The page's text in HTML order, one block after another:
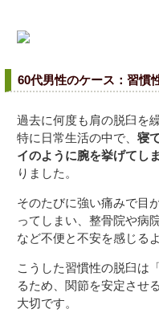
60代男性のケース：習慣
過去に何度も肩の脱臼を
特に日常生活の中で、 寝
イのように腕を挙げてし
りました。
そのたびに強い痛みで目
ってしまい、整骨院や病
など不便と不安を感じる
こうした習慣性の脱臼は
るため、関節を安定させ
大切です。